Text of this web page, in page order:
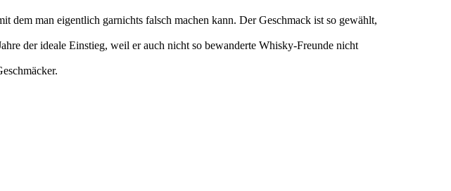
dem man eigentlich garnichts falsch machen kann. Der Geschmack ist so gewählt,
der ideale Einstieg, weil er auch nicht so bewanderte Whisky-Freunde nicht